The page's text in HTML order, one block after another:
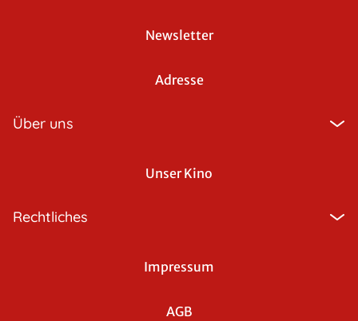
Newsletter
Adresse
Über uns
Unser Kino
Rechtliches
Impressum
AGB